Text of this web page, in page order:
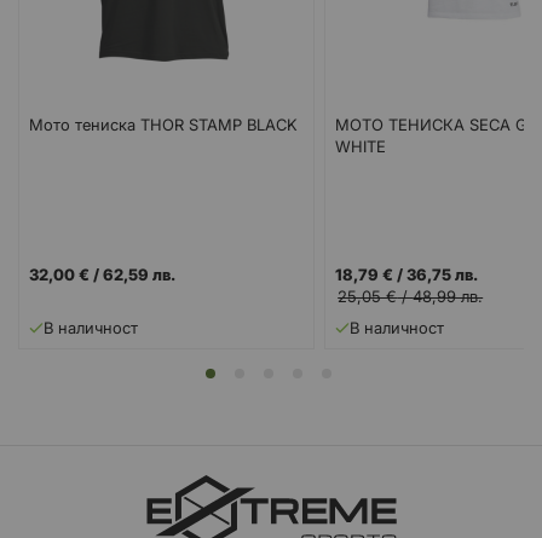
Мото тениска THOR STAMP BLACK
32,00 € /62,59 лв.
В наличност
МОТО ТЕНИСКА SECA
WHITE
18,79 € /36,75 лв.
25,05 €/48,99 лв.
В наличност